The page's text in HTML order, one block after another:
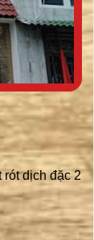
rót dịch đặc 2